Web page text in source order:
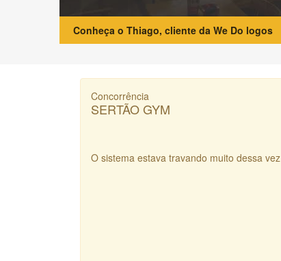
Conheça o Thiago, cliente da We Do logos
Concorrência
SERTÃO GYM
O sistema estava travando muito dessa vez